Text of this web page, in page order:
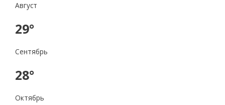
Август
29°
Сентябрь
28°
Октябрь